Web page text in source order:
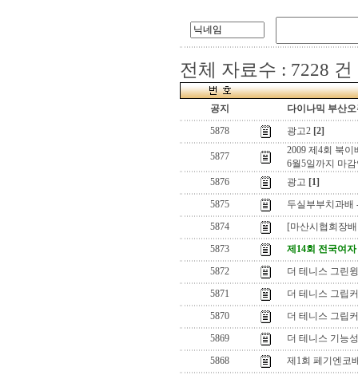
전체 자료수 : 7228 건
공지
다이나믹 부산
5878
광고2 [2]
5877
2009 제4회 북
6월5일까지 마
5876
광고 [1]
5875
두실부부치과배
5874
[마산시협회장
5873
제14회 전국여
5872
더 테니스 그린
5871
더 테니스 그립
5870
더 테니스 그립
5869
더 테니스 기능
5868
제1회 페기엔코